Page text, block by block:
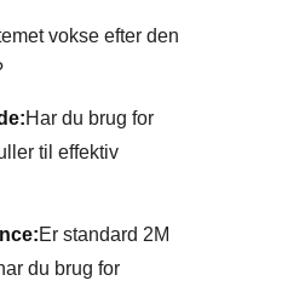
vokse efter den
Har du brug for
til effektiv
Er standard 2M
du brug for